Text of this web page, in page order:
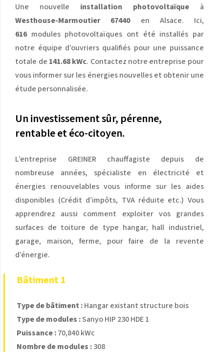
Une nouvelle installation photovoltaïqueà
Westhouse-Marmoutier 67440en Alsace. Ici,
616modules photovoltaïques ont été installés par
notre équipe d’ouvriers qualifiés pour une puissance
totale de 141.68 kWc. Contactez notre entreprise pour
vous informer sur les énergies nouvelles et obtenir une
étude personnalisée.
Un investissement sûr, pérenne,
rentable et éco-citoyen.
L’entreprise GREINER chauffagiste depuis de
nombreuse années, spécialiste en électricité et
énergies renouvelables vous informe sur les aides
disponibles (Crédit d’impôts, TVA réduite etc.) Vous
apprendrez aussi comment exploiter vos grandes
surfaces de toiture de type hangar, hall industriel,
garage, maison, ferme, pour faire de la revente
d’énergie.
Bâtiment 1
Type de bâtiment :Hangar existant structure bois
Type de modules :Sanyo HIP 230 HDE 1
Puissance :70,840 kWc
Nombre de modules :308